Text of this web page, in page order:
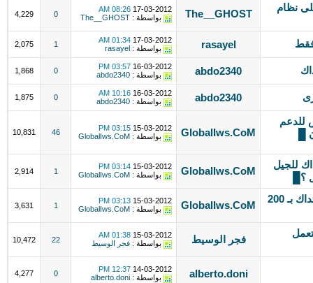
نظام
The__GHOST
17-03-2012
08:26 AM
بواسطة : The__GHOST
0
4,229
rasayel
17-03-2012
01:34 AM
بواسطة : rasayel
1
2,075
abdo2340
16-03-2012
03:57 PM
بواسطة : abdo2340
0
1,868
abdo2340
16-03-2012
10:16 AM
بواسطة : abdo2340
0
1,875
للدعم
█
GlobalIws.CoM
15-03-2012
03:15 PM
بواسطة : GlobalIws.CoM
46
10,831
للجيل
؟█
GlobalIws.CoM
15-03-2012
03:14 PM
بواسطة : GlobalIws.CoM
1
2,914
العالمية لخدمات الويب █ استايل منتداك بـ 200
GlobalIws.CoM
15-03-2012
03:13 PM
بواسطة : GlobalIws.CoM
1
3,631
فجر الوسيط 15-03-2012
01:38 AM
بواسطة : فجر الوسيط 22
10,472
alberto.doni
14-03-2012
12:37 PM
بواسطة : alberto.doni
0
4,277